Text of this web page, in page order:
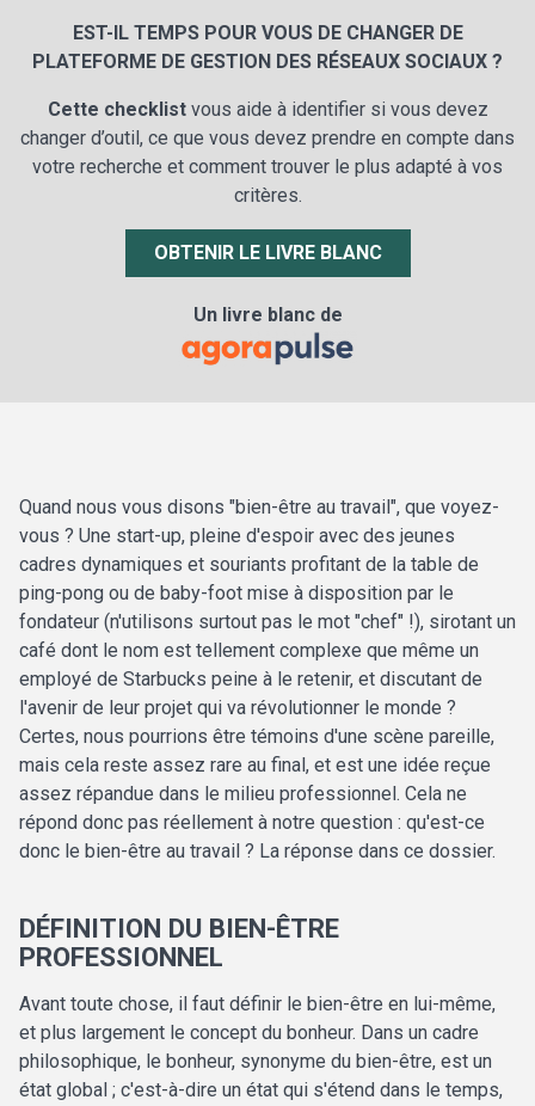
EST-IL TEMPS POUR VOUS DE CHANGER DE
PLATEFORME DE GESTION DES RÉSEAUX SOCIAUX ?
Cette checklistvous aide à identifier si vous devez
changer d’outil, ce que vous devez prendre en compte dans
votre recherche et comment trouver le plus adapté à vos
critères.
OBTENIR LE LIVRE BLANC
Un livre blanc de
Quand nous vous disons "bien-être au travail", que voyez-
vous ? Une start-up, pleine d'espoir avec des jeunes
cadres dynamiques et souriants profitant de la table de
ping-pong ou de baby-foot mise à disposition par le
fondateur (n'utilisons surtout pas le mot "chef" !), sirotant un
café dont le nom est tellement complexe que même un
employé de Starbucks peine à le retenir, et discutant de
l'avenir de leur projet qui va révolutionner le monde ?
Certes, nous pourrions être témoins d'une scène pareille,
mais cela reste assez rare au final, et est une idée reçue
assez répandue dans le milieu professionnel. Cela ne
répond donc pas réellement à notre question : qu'est-ce
donc le bien-être au travail ? La réponse dans ce dossier.
DÉFINITION DU BIEN-ÊTRE
PROFESSIONNEL
Avant toute chose, il faut définir le bien-être en lui-même,
et plus largement le concept du bonheur. Dans un cadre
philosophique, le bonheur, synonyme du bien-être, est un
état global ; c'est-à-dire un état qui s'étend dans le temps,